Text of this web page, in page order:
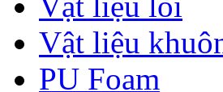
Vật liệu
PU Foam